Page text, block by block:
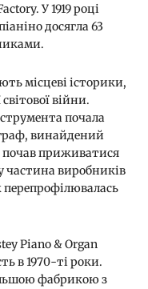
У 1919 році
досягла 63
місцеві історики,
війни.
почала
винайдений
почав приживатися
частина виробників
Piano & Organ
в 1970-ті роки.
фабрикою з